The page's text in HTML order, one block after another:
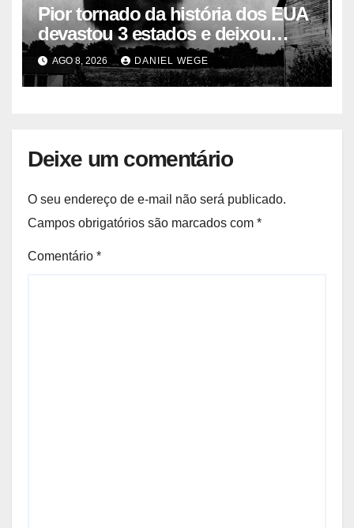
Pior tornado da história dos EUA
devastou 3 estados e deixou
centenas de mortos
AGO 8, 2026 DANIEL WEGE
Deixe um comentário
O seu endereço de e-mail não será publicado.
Campos obrigatórios são marcados com *
Comentário *